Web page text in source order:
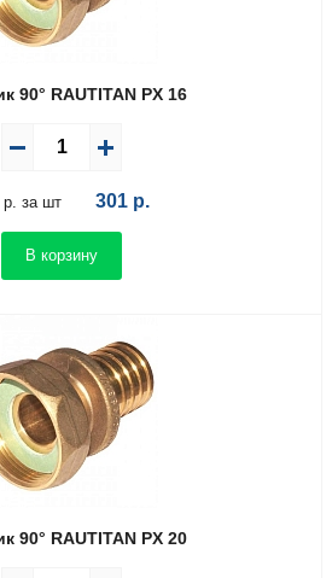
90° RAUTITAN PX 16
р. за шт 301 р.
В корзину
90° RAUTITAN PX 20